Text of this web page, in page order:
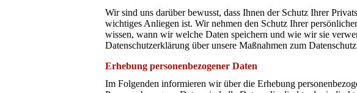
Wir sind uns darüber bewusst, dass Ihnen der Schutz Ihrer
wichtiges Anliegen ist. Wir nehmen den Schutz Ihrer
wissen, wann wir welche Daten speichern und wie wir sie
Datenschutzerklärung über unsere Maßnahmen zum
Erhebung personenbezogener Daten
Im Folgenden informieren wir über die Erhebung